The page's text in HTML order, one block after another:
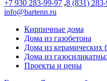
+7 930 283-99-97 ,8 (831)
info@bartenn.ru
Кирпичные дома
Дома из газобетона
Дома из керамических
Дома из
Проекты и цены